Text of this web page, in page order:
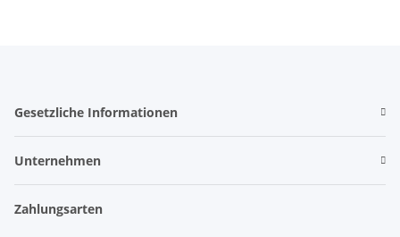
Gesetzliche Informationen
Unternehmen
Zahlungsarten